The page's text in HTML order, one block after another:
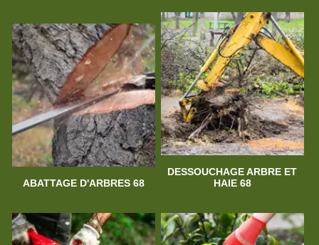
ABATTAGE D'ARBRES 68
DESSOUCHAGE ARBRE ET
HAIE 68